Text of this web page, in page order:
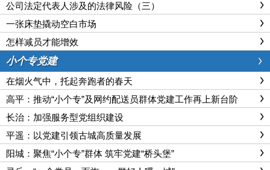
公司法定代表人涉及的法律风险（三）
一张床垫撬动空白市场
怎样减员才能增效
小个专党建
在烟火气中，托起奔跑者的春天
高平：推动“小个专”及网约配送员群体党建工作再上新台阶
长治：加强服务型党组织建设
平遥：以党建引领古城高质量发展
阳城：聚焦“小个专”群体 筑牢党建“桥头堡”